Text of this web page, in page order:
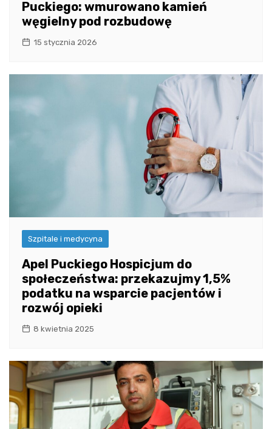
Puckiego: wmurowano kamień
węgielny pod rozbudowę
15 stycznia 2026
Szpitale i medycyna
Apel Puckiego Hospicjum do
społeczeństwa: przekazujmy 1,5%
podatku na wsparcie pacjentów i
rozwój opieki
8 kwietnia 2025